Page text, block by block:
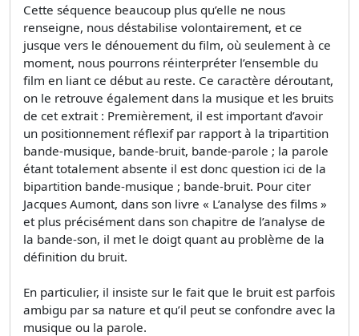
Cette séquence beaucoup plus qu’elle ne nous
renseigne, nous déstabilise volontairement, et ce
jusque vers le dénouement du film, où seulement à ce
moment, nous pourrons réinterpréter l’ensemble du
film en liant ce début au reste. Ce caractère déroutant,
on le retrouve également dans la musique et les bruits
de cet extrait : Premièrement, il est important d’avoir
un positionnement réflexif par rapport à la tripartition
bande-musique, bande-bruit, bande-parole ; la parole
étant totalement absente il est donc question ici de la
bipartition bande-musique ; bande-bruit. Pour citer
Jacques Aumont, dans son livre « L’analyse des films »
et plus précisément dans son chapitre de l’analyse de
la bande-son, il met le doigt quant au problème de la
définition du bruit.
En particulier, il insiste sur le fait que le bruit est parfois
ambigu par sa nature et qu’il peut se confondre avec la
musique ou la parole.